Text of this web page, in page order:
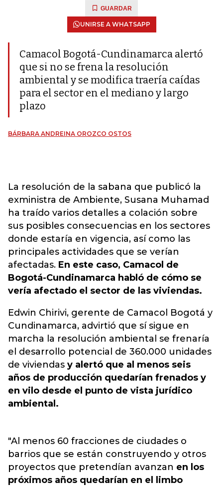
GUARDAR
UNIRSE A WHATSAPP
Camacol Bogotá-Cundinamarca alertó
que si no se frena la resolución
ambiental y se modifica traería caídas
para el sector en el mediano y largo
plazo
BÁRBARA ANDREINA OROZCO OSTOS
La resolución de la sabana que publicó la
exministra de Ambiente, Susana Muhamad
ha traído varios detalles a colación sobre
sus posibles consecuencias en los sectores
donde estaría en vigencia, así como las
principales actividades que se verían
afectadas. En este caso, Camacol de
Bogotá-Cundinamarca habló de cómo se
vería afectado el sector de las viviendas.
Edwin Chirivi, gerente de Camacol Bogotá y
Cundinamarca, advirtió que sí sigue en
marcha la resolución ambiental se frenaría
el desarrollo potencial de 360.000 unidades
de viviendas y alertó que al menos seis
años de producción quedarían frenados y
en vilo desde el punto de vista jurídico
ambiental.
"Al menos 60 fracciones de ciudades o
barrios que se están construyendo y otros
proyectos que pretendían avanzan en los
próximos años quedarían en el limbo